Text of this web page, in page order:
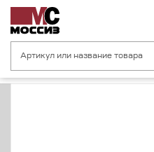
Главная страница